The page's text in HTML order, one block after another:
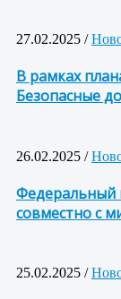
27.02.2025 /
В рамках
Безопасные
26.02.2025 /
Федеральный
совместно с
25.02.2025 /